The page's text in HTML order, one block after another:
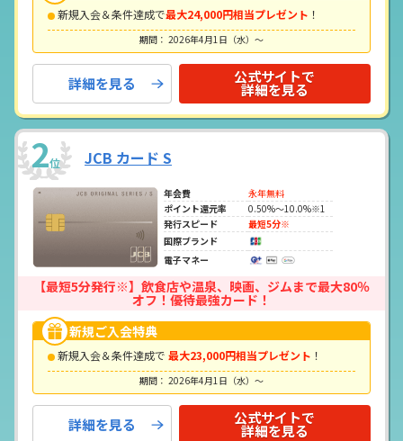
新規入会＆条件達成で最大24,000円相当プレゼント ！
期間： 2026年4月1日（水）～
詳細を見る 公式サイトで
詳細を見る
2位 JCB カード S
年会費
永年無料
ポイント還元率
0.50%～10.0%※1
発行スピード
最短5分※
国際ブランド
電子マネー
【最短5分発行※】飲食店や温泉、映画、ジムまで最大80％
オフ！優待最強カード！
新規ご入会特典
新規入会＆条件達成で 最大23,000円相当プレゼント ！
期間： 2026年4月1日（水）～
詳細を見る 公式サイトで
詳細を見る